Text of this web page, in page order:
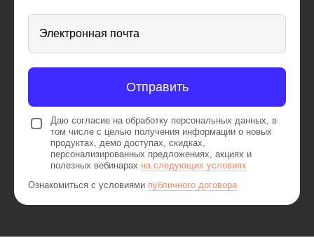
Электронная почта
Отправить
Даю согласие на обработку персональных данных, в
том числе с целью получения информации о новых
продуктах, демо доступах, скидках,
персонализированных предложениях, акциях и
полезных вебинарах на следующих условиях
Ознакомиться с условиями публичного договора